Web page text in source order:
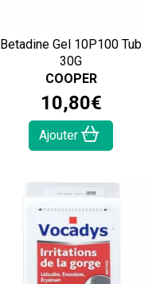
Betadine Gel 10P100 Tub
30G
COOPER
10,80€
Ajouter